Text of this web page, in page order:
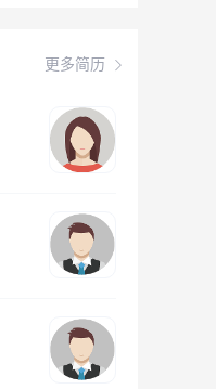
更多简历